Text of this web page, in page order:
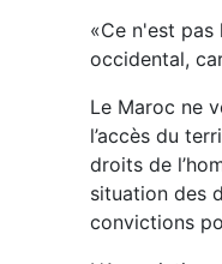
«Ce n'est
occidental,
Le Maroc ne
l’accès du
droits de
situation des
convictions